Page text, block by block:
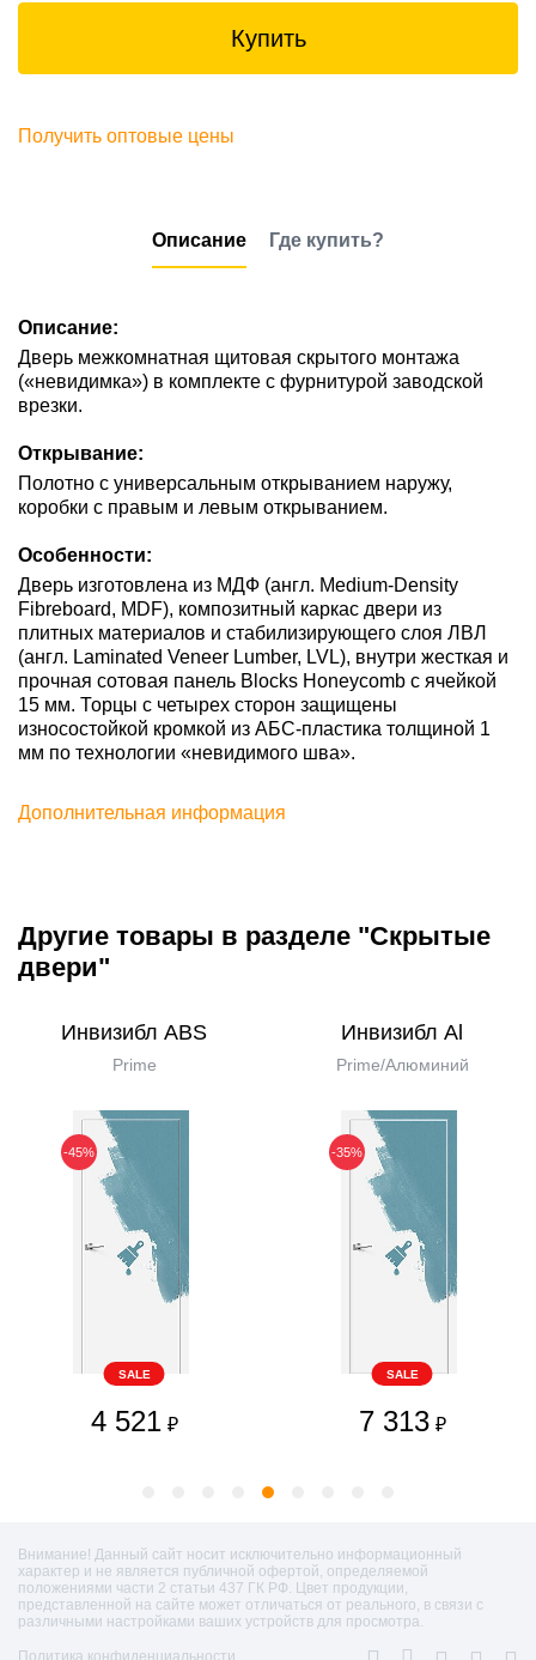
Купить
Получить оптовые цены
Описание Где купить?
Описание:
Дверь межкомнатная щитовая скрытого монтажа
(«невидимка») в комплекте с фурнитурой заводской
врезки.
Открывание:
Полотно с универсальным открыванием наружу,
коробки с правым и левым открыванием.
Особенности:
Дверь изготовлена из МДФ (англ. Medium-Density
Fibreboard, MDF), композитный каркас двери из
плитных материалов и стабилизирующего слоя ЛВЛ
(англ. Laminated Veneer Lumber, LVL), внутри жесткая и
прочная сотовая панель Blocks Honeycomb с ячейкой
15 мм. Торцы с четырех сторон защищены
износостойкой кромкой из АБС-пластика толщиной 1
мм по технологии «невидимого шва».
Дополнительная информация
Другие товары в разделе "Скрытые
двери"
Инвизибл ABS
Prime
-45%
SALE
4 521 ₽
Инвизибл Al
Prime/Алюминий
-35%
SALE
7 313 ₽
Внимание! Данный сайт носит исключительно информационный
характер и не является публичной офертой, определяемой
положениями части 2 статьи 437 ГК РФ. Цвет продукции,
представленной на сайте может отличаться от реального, в связи с
различными настройками ваших устройств для просмотра.
Политика конфиденциальности